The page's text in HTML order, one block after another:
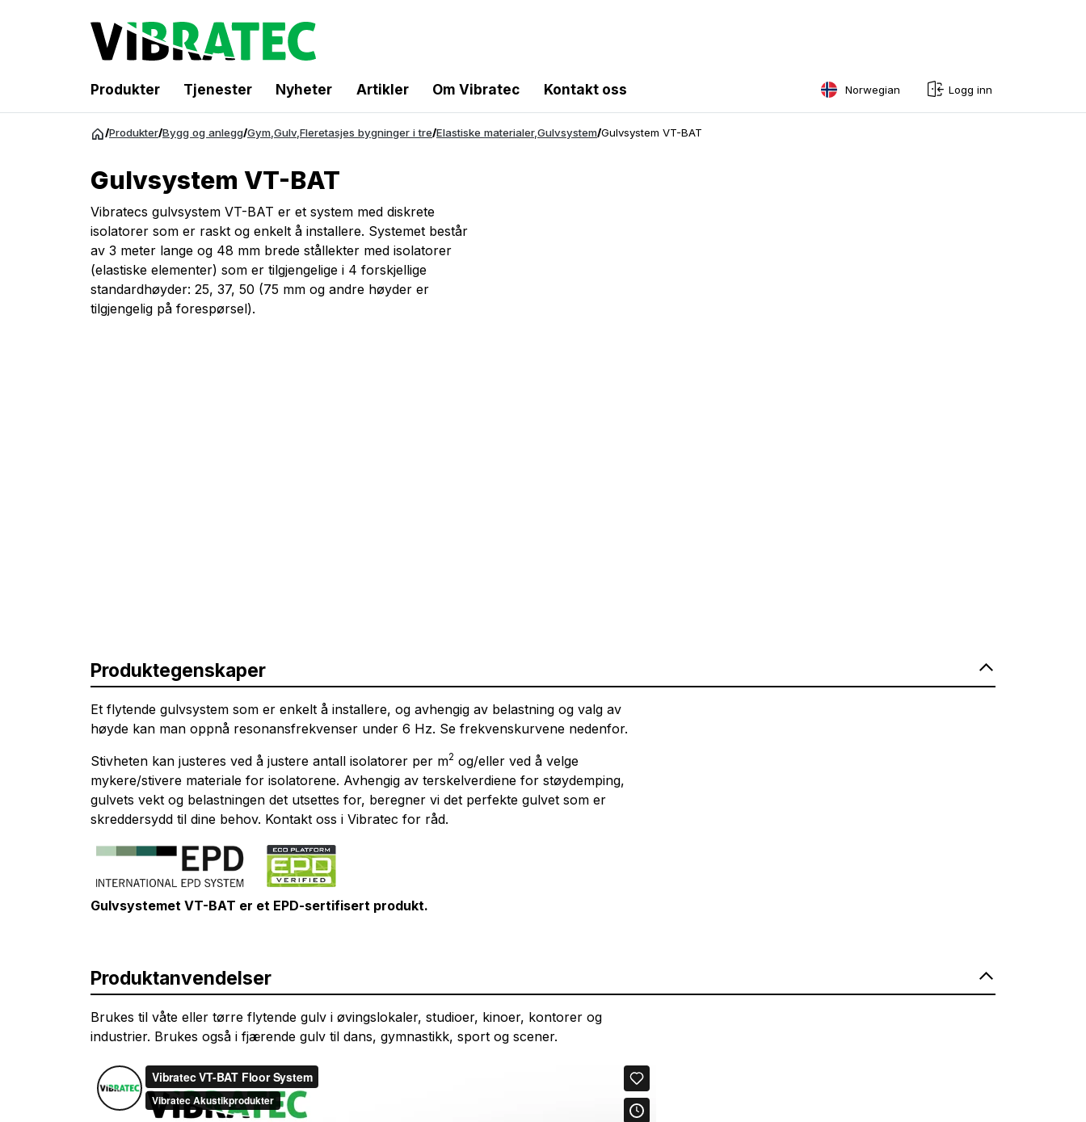
Produkter Tjenester Nyheter Artikler Om Vibratec Kontakt oss Norwegian Logg inn
/Produkter/Bygg og anlegg/Gym,Gulv,Fleretasjes bygninger i tre/Elastiske materialer,Gulvsystem/Gulvsystem VT-BAT
Gulvsystem VT-BAT
Vibratecs gulvsystem VT-BAT er et system med diskrete
isolatorer som er raskt og enkelt å installere. Systemet består
av 3 meter lange og 48 mm brede stållekter med isolatorer
(elastiske elementer) som er tilgjengelige i 4 forskjellige
standardhøyder: 25, 37, 50 (75 mm og andre høyder er
tilgjengelig på forespørsel).
Produktegenskaper
Et flytende gulvsystem som er enkelt å installere, og avhengig av belastning og valg av
høyde kan man oppnå resonansfrekvenser under 6 Hz. Se frekvenskurvene nedenfor.
Stivheten kan justeres ved å justere antall isolatorer per m2 og/eller ved å velge
mykere/stivere materiale for isolatorene. Avhengig av terskelverdiene for støydemping,
gulvets vekt og belastningen det utsettes for, beregner vi det perfekte gulvet som er
skreddersydd til dine behov. Kontakt oss i Vibratec for råd.
Gulvsystemet VT-BAT er et EPD-sertifisert produkt.
Produktanvendelser
Brukes til våte eller tørre flytende gulv i øvingslokaler, studioer, kinoer, kontorer og
industrier. Brukes også i fjærende gulv til dans, gymnastikk, sport og scener.